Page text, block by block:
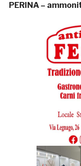
PERINA –